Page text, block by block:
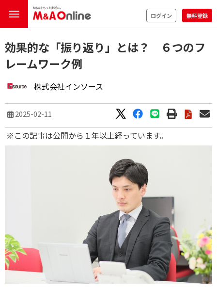
ログイン 無料登録
効果的な「振り返り」とは？ ６つのフ
レームワーク例
株式会社インソース
2025-02-11
※この記事は公開から１年以上経っています。